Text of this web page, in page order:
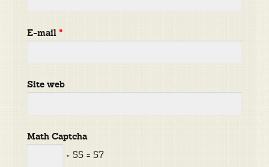
E-mail*
Site web
Math Captcha
+ 55 = 57